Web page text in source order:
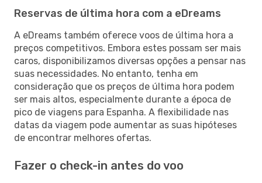
Reservas de última hora com a eDreams
A eDreams também oferece voos de última hora a
preços competitivos. Embora estes possam ser mais
caros, disponibilizamos diversas opções a pensar nas
suas necessidades. No entanto, tenha em
consideração que os preços de última hora podem
ser mais altos, especialmente durante a época de
pico de viagens para Espanha. A flexibilidade nas
datas da viagem pode aumentar as suas hipóteses
de encontrar melhores ofertas.
Fazer o check-in antes do voo